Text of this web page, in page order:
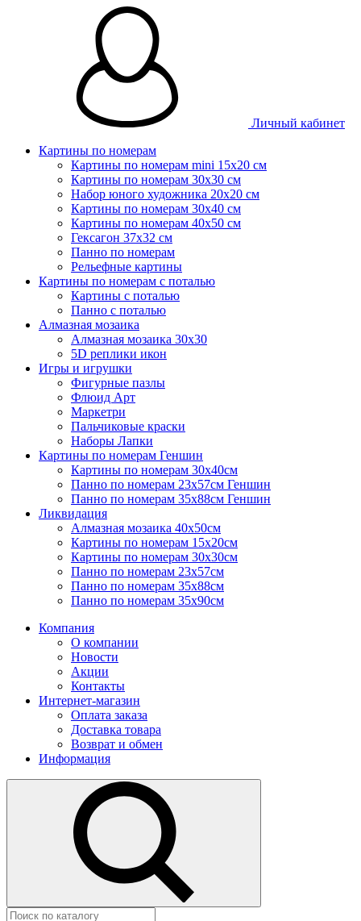
Личный кабинет
Картины по номерам
Картины по номерам mini 15х20 см
Картины по номерам 30x30 см
Набор юного художника 20х20 см
Картины по номерам 30х40 см
Картины по номерам 40х50 см
Гексагон 37х32 см
Панно по номерам
Рельефные картины
Картины по номерам с поталью
Картины с поталью
Панно с поталью
Алмазная мозаика
Алмазная мозаика 30х30
5D реплики икон
Игры и игрушки
Фигурные пазлы
Флюид Арт
Маркетри
Пальчиковые краски
Наборы Лапки
Картины по номерам Геншин
Картины по номерам 30х40см
Панно по номерам 23х57см Геншин
Панно по номерам 35х88см Геншин
Ликвидация
Алмазная мозаика 40х50см
Картины по номерам 15х20см
Картины по номерам 30х30см
Панно по номерам 23х57см
Панно по номерам 35х88см
Панно по номерам 35х90см
Компания
О компании
Новости
Акции
Контакты
Интернет-магазин
Оплата заказа
Доставка товара
Возврат и обмен
Информация